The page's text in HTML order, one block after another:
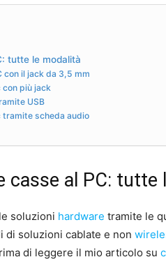
tutte le modalità
con il jack da 3,5 mm
con più jack
USB
tramite scheda audio
casse al PC: tutte
soluzioni hardware tramite le
di soluzioni cablate e non
di leggere il mio articolo su